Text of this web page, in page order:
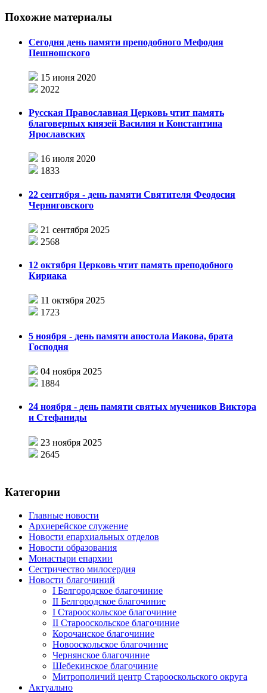
Похожие материалы
Сегодня день памяти преподобного Мефодия
Пешношского
15 июня 2020
2022
Русская Православная Церковь чтит память
благоверных князей Василия и Константина
Ярославских
16 июля 2020
1833
22 сентября - день памяти Святителя Феодосия
Черниговского
21 сентября 2025
2568
12 октября Церковь чтит память преподобного
Кириака
11 октября 2025
1723
5 ноября - день памяти апостола Иакова, брата
Господня
04 ноября 2025
1884
24 ноября - день памяти святых мучеников Виктора
и Стефаниды
23 ноября 2025
2645
Категории
Главные новости
Архиерейское служение
Новости епархиальных отделов
Новости образования
Монастыри епархии
Сестричество милосердия
Новости благочиний
I Белгородское благочиние
II Белгородское благочиние
I Старооскольское благочиние
II Старооскольское благочиние
Корочанское благочиние
Новооскольское благочиние
Чернянское благочиние
Шебекинское благочиние
Митрополичий центр Старооскольского округа
Актуально